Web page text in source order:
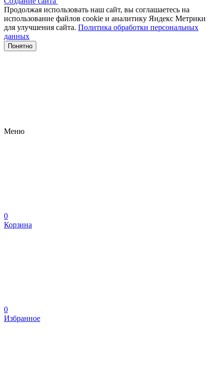
Продолжая использовать наш сайт, вы соглашаетесь на
использование файлов сооkіе и аналитику Яндекс Метрики
для улучшения сайта. Политика обработки персональных
данных
Понятно
Меню
0
Корзина
0
Избранное